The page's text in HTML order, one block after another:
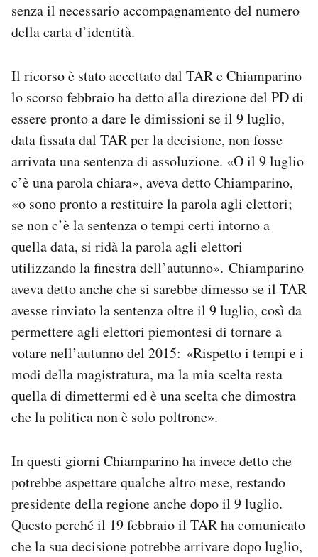
senza il necessario accompagnamento del numero
della carta d’identità.
Il ricorso è stato accettato dal TAR e Chiamparino
lo scorso febbraio ha detto alla direzione del PD di
essere pronto a dare le dimissioni se il 9 luglio,
data fissata dal TAR per la decisione, non fosse
arrivata una sentenza di assoluzione. «O il 9 luglio
c’è una parola chiara», aveva detto Chiamparino,
«o sono pronto a restituire la parola agli elettori;
se non c’è la sentenza o tempi certi intorno a
quella data, si ridà la parola agli elettori
utilizzando la finestra dell’autunno». Chiamparino
aveva detto anche che si sarebbe dimesso se il TAR
avesse rinviato la sentenza oltre il 9 luglio, così da
permettere agli elettori piemontesi di tornare a
votare nell’autunno del 2015: «Rispetto i tempi e i
modi della magistratura, ma la mia scelta resta
quella di dimettermi ed è una scelta che dimostra
che la politica non è solo poltrone».
In questi giorni Chiamparino ha invece detto che
potrebbe aspettare qualche altro mese, restando
presidente della regione anche dopo il 9 luglio.
Questo perché il 19 febbraio il TAR ha comunicato
che la sua decisione potrebbe arrivare dopo luglio,